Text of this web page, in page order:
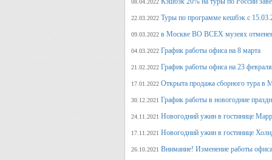
08.04.2022
22.03.2022 Туры по программе кешбэк с
09.03.2022 в Москве ВО ВСЕХ музеях
04.03.2022 График работы офиса на 8 марта
21.02.2022 График работы офиса на 23 февраля
17.01.2022 Открыта продажа сборного тура в
30.12.2021 График работы в новогодние
24.11.2021 Новогодний ужин в гостинице
17.11.2021 Новогодний ужин в гостинице
26.10.2021 Внимание! Изменение работы